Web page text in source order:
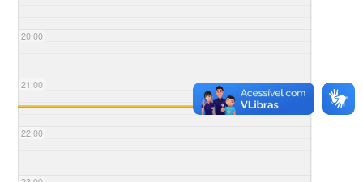
20:00
21:00
22:00